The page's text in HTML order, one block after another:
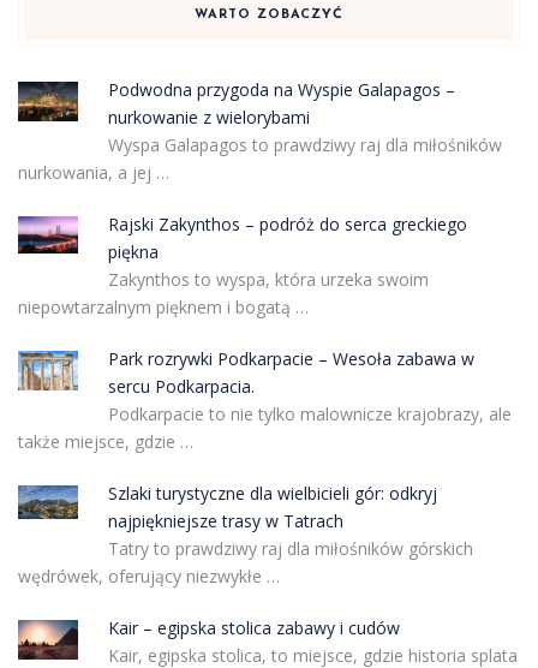
WARTO ZOBACZYĆ
Podwodna przygoda na Wyspie Galapagos –
nurkowanie z wielorybami
Wyspa Galapagos to prawdziwy raj dla miłośników
nurkowania, a jej …
Rajski Zakynthos – podróż do serca greckiego
piękna
Zakynthos to wyspa, która urzeka swoim
niepowtarzalnym pięknem i bogatą …
Park rozrywki Podkarpacie – Wesoła zabawa w
sercu Podkarpacia.
Podkarpacie to nie tylko malownicze krajobrazy, ale
także miejsce, gdzie …
Szlaki turystyczne dla wielbicieli gór: odkryj
najpiękniejsze trasy w Tatrach
Tatry to prawdziwy raj dla miłośników górskich
wędrówek, oferujący niezwykłe …
Kair – egipska stolica zabawy i cudów
Kair, egipska stolica, to miejsce, gdzie historia splata